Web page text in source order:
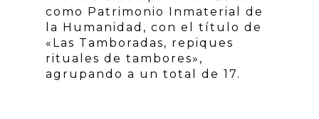
como Patrimonio Inmaterial de
la Humanidad, con el título de
«Las Tamboradas, repiques
rituales de tambores»,
agrupando a un total de 17.